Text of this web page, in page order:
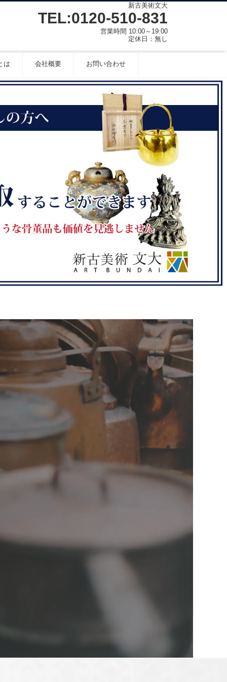
新古美術文大
TEL:0120-510-831
営業時間 10:00～19:00
定休日：無し
は 会社概要 お問い合わせ